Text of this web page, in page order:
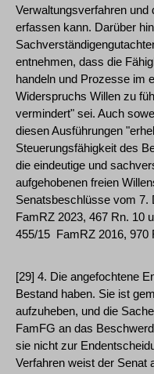
Verwaltungsverfahren und
erfassen kann. Darüber
entnehmen, dass die
handeln und Prozesse im
Widerspruchs Willen zu
vermindert" sei. Auch
diesen Ausführungen
Steuerungsfähigkeit des
die eindeutige und
aufgehobenen freien
Senatsbeschlüsse vom
FamRZ 2023, 467 Rn. 10
455/15 ­ FamRZ 2016, 970
[29] 4. Die angefochtene
Bestand haben. Sie ist
aufzuheben, und die
FamFG an das
sie nicht zur
Verfahren weist der Senat